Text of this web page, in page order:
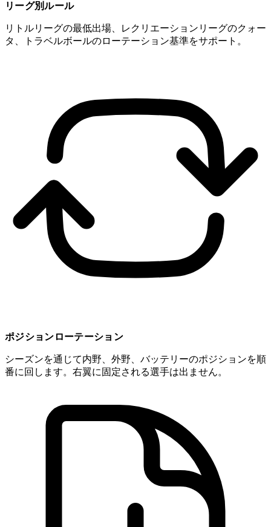
リーグ別ルール
リトルリーグの最低出場、レクリエーションリーグのクォー
タ、トラベルボールのローテーション基準をサポート。
ポジションローテーション
シーズンを通じて内野、外野、バッテリーのポジションを順
番に回します。右翼に固定される選手は出ません。